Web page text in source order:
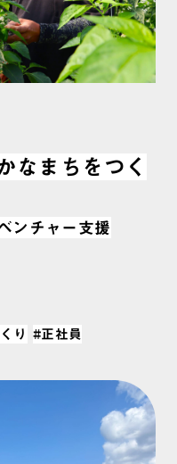
なまちをつく
ンチャー支援
り #正社員